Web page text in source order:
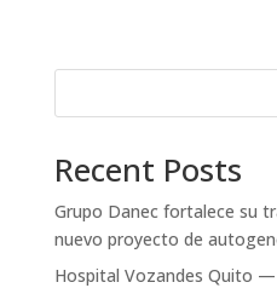
Recent Posts
Grupo Danec fortalece su
nuevo proyecto de
Hospital Vozandes Quito